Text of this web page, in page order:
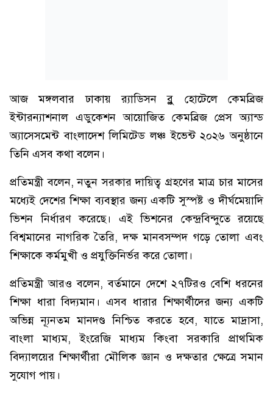
আজ মঙ্গলবার ঢাকায় র‍্যাডিসন ব্লু হোটেলে কেমব্রিজ
ইন্টারন্যাশনাল এডুকেশন আয়োজিত কেমব্রিজ প্রেস অ্যান্ড
অ্যাসেসমেন্ট বাংলাদেশ লিমিটেড লঞ্চ ইভেন্ট ২০২৬ অনুষ্ঠানে
তিনি এসব কথা বলেন।
প্রতিমন্ত্রী বলেন, নতুন সরকার দায়িত্ব গ্রহণের মাত্র চার মাসের
মধ্যেই দেশের শিক্ষা ব্যবস্থার জন্য একটি সুস্পষ্ট ও দীর্ঘমেয়াদি
ভিশন নির্ধারণ করেছে। এই ভিশনের কেন্দ্রবিন্দুতে রয়েছে
বিশ্বমানের নাগরিক তৈরি, দক্ষ মানবসম্পদ গড়ে তোলা এবং
শিক্ষাকে কর্মমুখী ও প্রযুক্তিনির্ভর করে তোলা।
প্রতিমন্ত্রী আরও বলেন, বর্তমানে দেশে ২৭টিরও বেশি ধরনের
শিক্ষা ধারা বিদ্যমান। এসব ধারার শিক্ষার্থীদের জন্য একটি
অভিন্ন ন্যূনতম মানদণ্ড নিশ্চিত করতে হবে, যাতে মাদ্রাসা,
বাংলা মাধ্যম, ইংরেজি মাধ্যম কিংবা সরকারি প্রাথমিক
বিদ্যালয়ের শিক্ষার্থীরা মৌলিক জ্ঞান ও দক্ষতার ক্ষেত্রে সমান
সুযোগ পায়।